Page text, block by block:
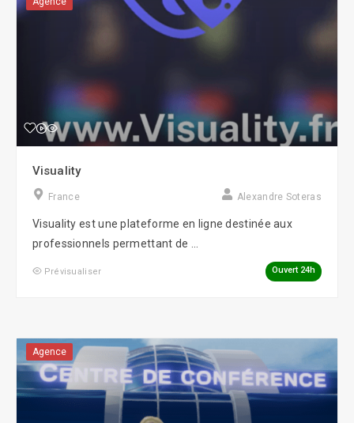
Visuality
France Alexandre Soteras
Visuality est une plateforme en ligne destinée aux
professionnels permettant de ...
Prévisualiser Ouvert 24h
Agence